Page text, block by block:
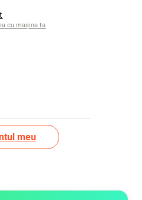
cu mașina ta
meu